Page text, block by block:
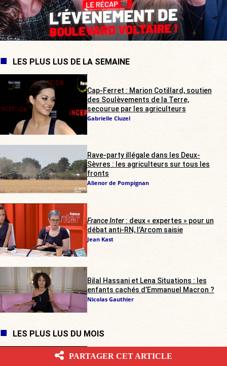
LES PLUS LUS DE LA SEMAINE
Cap-Ferret : Marion Cotillard, soutien
des Soulèvements de la Terre,
secourue par les agriculteurs
Gabrielle Cluzel
Rave-party illégale dans les Deux-
Sèvres : les agriculteurs sur tous les
fronts
Alienor de Pompignan
France Inter: deux « expertes » pour un
débat anti-RN, l’Arcom saisie
Jean Kast
Bilal Hassani et Lena Situations : les
enfants cachés d’Emmanuel Macron ?
Nicolas Gauthier
LES PLUS LUS DU MOIS
PARTAGER CET ARTICLE